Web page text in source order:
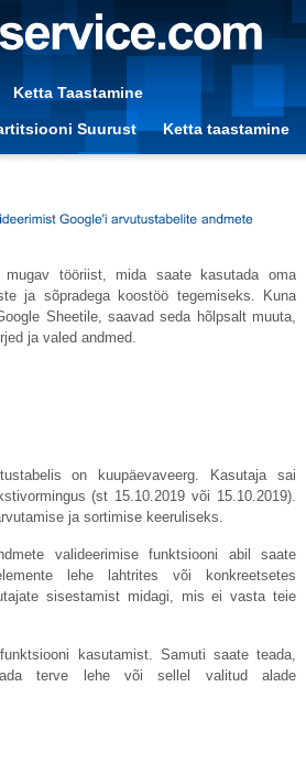
Ketta Taastamine
Suurust Ketta taastamine
mugav tööriist, mida saate kasutada oma
ja sõpradega koostöö tegemiseks. Kuna
Sheetile, saavad seda hõlpsalt muuta,
ja valed andmed.
on kuupäevaveerg. Kasutaja sai
(st 15.10.2019 või 15.10.2019).
ja sortimise keeruliseks.
valideerimise funktsiooni abil saate
lehe lahtrites või konkreetsetes
sisestamist midagi, mis ei vasta teie
kasutamist. Samuti saate teada,
terve lehe või sellel valitud alade